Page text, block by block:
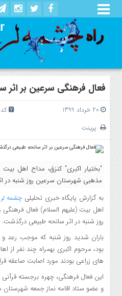
فعال فرهنگی سرعین بر
20 خرداد 1399
کد
پرینت
"بختیار اکبری" کنزق، مداح اهل بیت
مذهبی شهرستان سرعین روز شنبه در
به گزارش پایگاه خبری تحلیلی چشمه
اهل بیت (علیهم السلام) فعال
روز شنبه در اثر سانحه طبیعی درگذشت.
باران شدید روز شنبه که موجب رعد
بود، مرحوم اکبری بهمراه چند نفر از
های زراعی بودند مورد اصابت صاعقه
این فعال فرهنگی، چهره برجسته
و عضو ستاد اقامه نماز جمعه شهرستان